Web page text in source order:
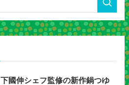
下國伸シェフ監修の新作鍋つゆ